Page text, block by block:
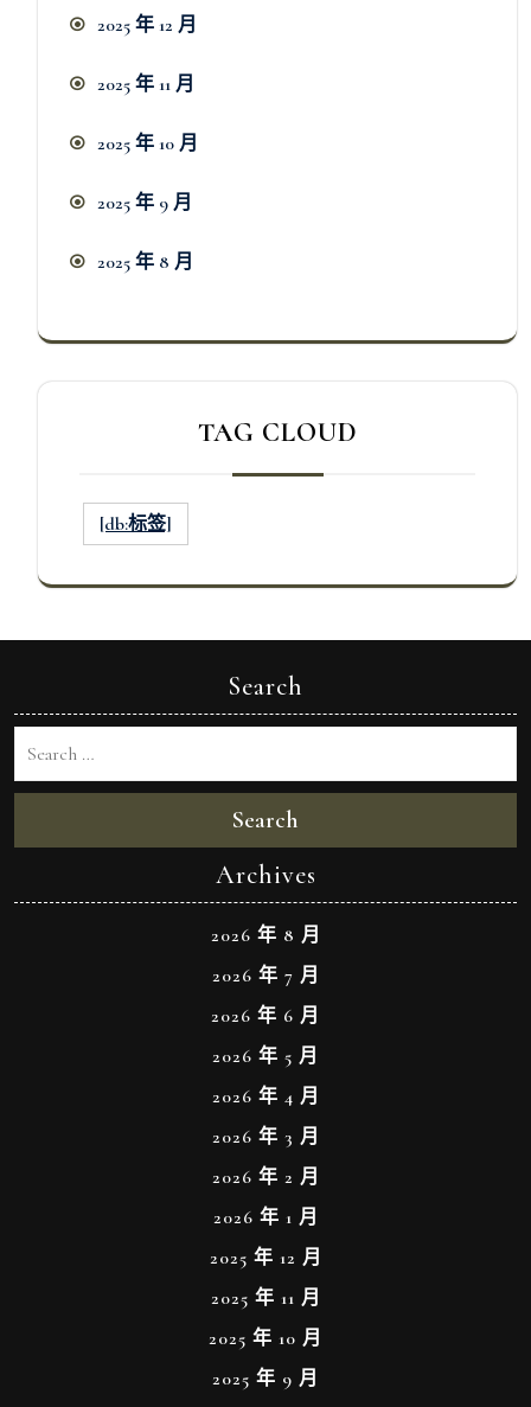
2025 年 12 月
2025 年 11 月
2025 年 10 月
2025 年 9 月
2025 年 8 月
TAG CLOUD
[db:标签]
Search
Search
Archives
2026 年 8 月
2026 年 7 月
2026 年 6 月
2026 年 5 月
2026 年 4 月
2026 年 3 月
2026 年 2 月
2026 年 1 月
2025 年 12 月
2025 年 11 月
2025 年 10 月
2025 年 9 月